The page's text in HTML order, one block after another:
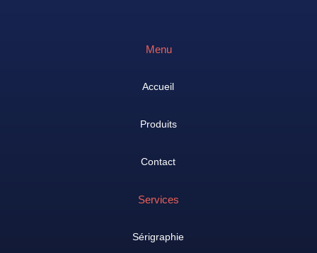
Menu
Accueil
Produits
Contact
Services
Sérigraphie